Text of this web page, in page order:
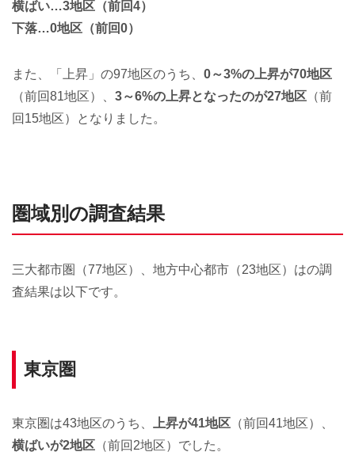
横ばい…3地区（前回4）
下落…0地区（前回0）
また、「上昇」の97地区のうち、 0～3%の上昇が70地区
（前回81地区）、 3～6%の上昇となったのが27地区 （前
回15地区）となりました。
圏域別の調査結果
三大都市圏（77地区）、地方中心都市（23地区）はの調
査結果は以下です。
東京圏
東京圏は43地区のうち、 上昇が41地区 （前回41地区）、
横ばいが2地区 （前回2地区）でした。